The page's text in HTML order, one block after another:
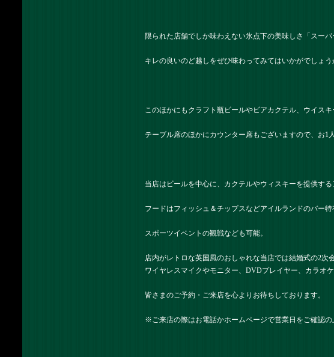
限られた店舗でしか味わえない氷点下の美味しさ「スー
キレの良いのど越しをぜひ味わってみてはいかがでしょう
このほかにもクラフト瓶ビールやビアカクテル、ウイスキ
テーブル席のほかにカウンター席もございますので、お1
当店はビールを中心に、カクテルやウィスキーを提供す
フードはフィッシュ＆チップスなどアイルランドのバー特
スポーツイベントの観戦なども可能。
店内がレトロな英国風のおしゃれな当店では結婚式の2次
ワイヤレスマイクやモニター、DVDプレイヤー、カラオ
皆さまのご予約・ご来店を心よりお待ちしております。
※ご来店の際はお電話かホームページで営業日をご確認